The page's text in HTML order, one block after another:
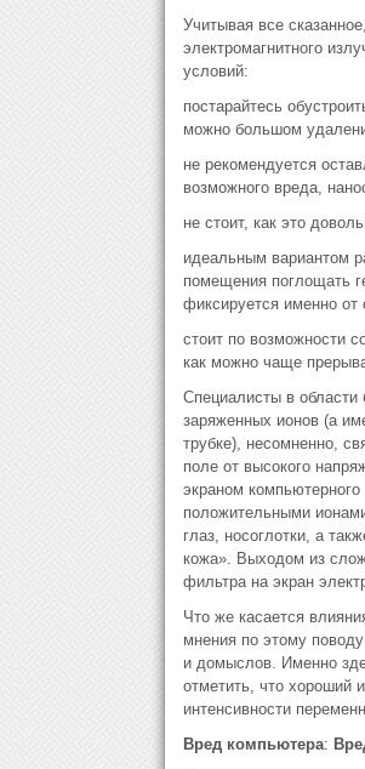
Учитывая все
электромагнитного
условий:
постарайтесь
можно большом
не рекомендуется
возможного вреда,
не стоит, как это
идеальным вариантом
помещения поглощать
фиксируется именно от
стоит по возможности
как можно чаще
Специалисты в области
заряженных ионов (а
трубке), несомненно,
поле от высокого
экраном
положительными
глаз, носоглотки, а
кожа». Выходом из
фильтра на экран
Что же касается
мнения по этому
и домыслов. Именно
отметить, что хороший
интенсивности
Вред компьютера: